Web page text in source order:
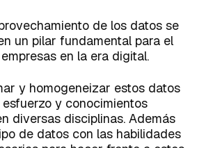
de los datos se
un pilar fundamental para el
en la era digital.
y homogeneizar estos datos
y conocimientos
diversas disciplinas. Además
de datos con las habilidades